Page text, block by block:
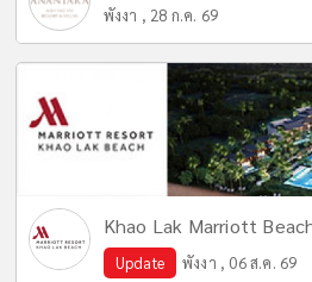
พังงา , 28 ก.ค. 69
Khao Lak Marriott
Update พังงา , 06 ส.ค. 69